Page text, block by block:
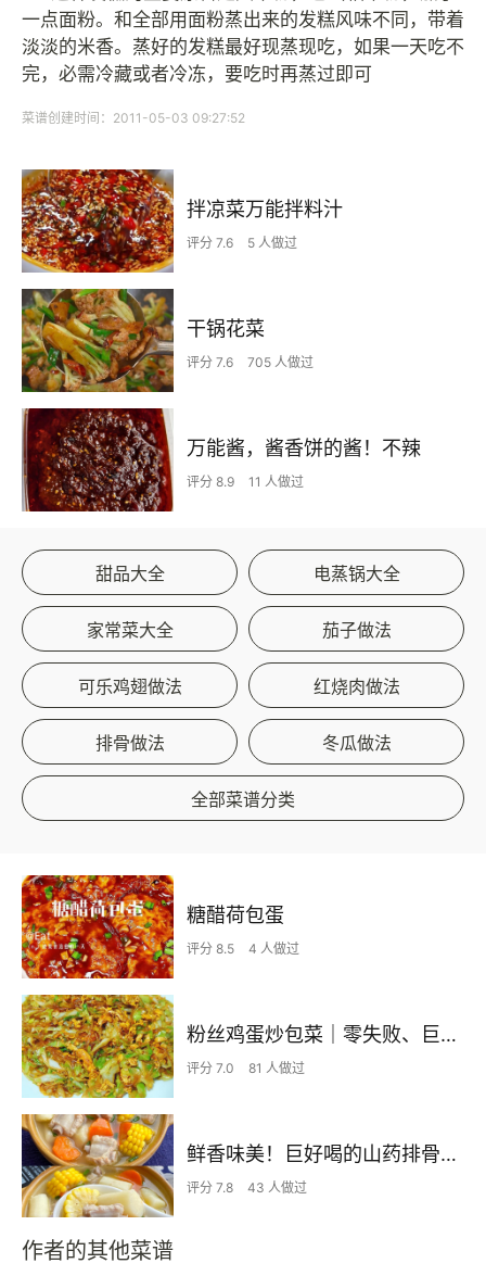
一点面粉。和全部用面粉蒸出来的发糕风味不同，带着
淡淡的米香。蒸好的发糕最好现蒸现吃，如果一天吃不
完，必需冷藏或者冷冻，要吃时再蒸过即可
菜谱创建时间：2011-05-03 09:27:52
拌凉菜万能拌料汁
评分 7.6 5 人做过
干锅花菜
评分 7.6 705 人做过
万能酱，酱香饼的酱！不辣
评分 8.9 11 人做过
甜品大全 电蒸锅大全
家常菜大全 茄子做法
可乐鸡翅做法 红烧肉做法
排骨做法 冬瓜做法
全部菜谱分类
糖醋荷包蛋
评分 8.5 4 人做过
粉丝鸡蛋炒包菜｜零失败、巨下饭
评分 7.0 81 人做过
鲜香味美！巨好喝的山药排骨汤！！
评分 7.8 43 人做过
作者的其他菜谱